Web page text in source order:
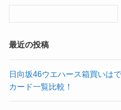
最近の投稿
日向坂46ウエハース箱買いは
カード一覧比較！